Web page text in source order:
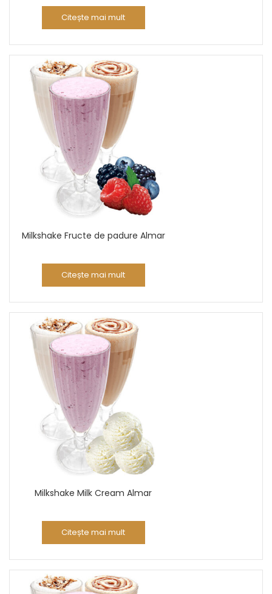
Citește mai mult
Milkshake Fructe de padure Almar
Citește mai mult
Milkshake Milk Cream Almar
Citește mai mult